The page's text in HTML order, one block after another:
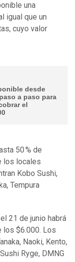
una
igual que un
cuyo valor
desde
a paso para
el
50 % de
los locales
Kobo Sushi,
Tempura
21 de junio habrá
$6.000. Los
Naoki, Kento,
Ryge, DMNG